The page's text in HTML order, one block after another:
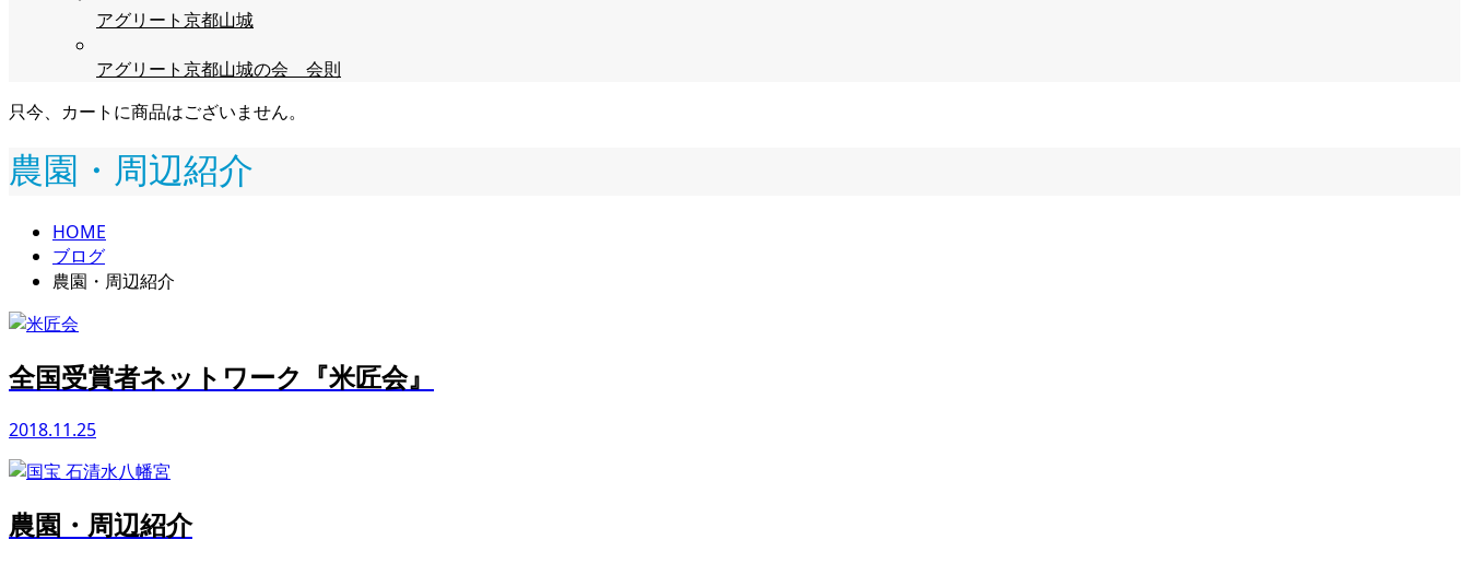
アグリート京都山城
アグリート京都山城の会 会則
只今、カートに商品はございません。
農園・周辺紹介
HOME
ブログ
農園・周辺紹介
全国受賞者ネットワーク『米匠会』
2018.11.25
農園・周辺紹介